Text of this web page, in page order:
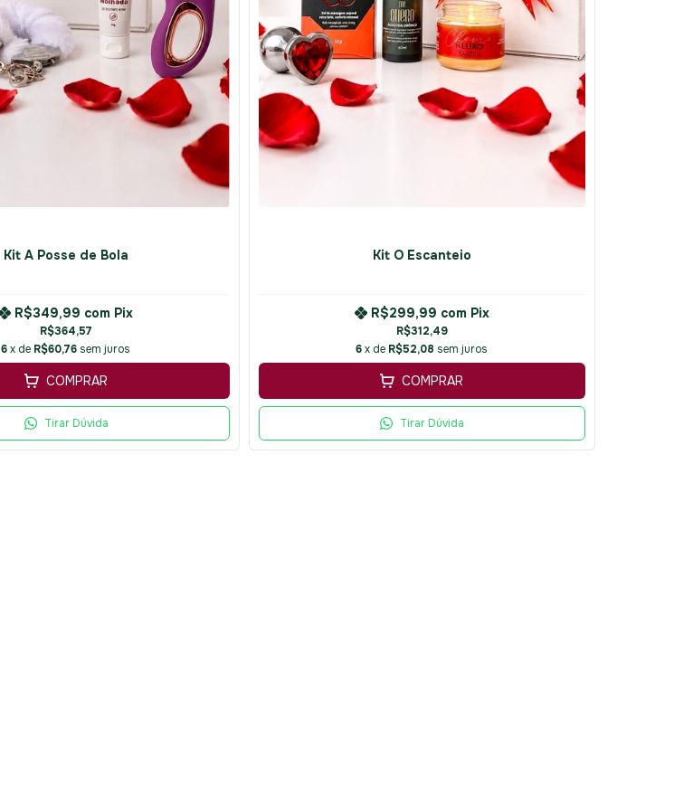
Kit A Posse de Bola
R$364,57
R$349,99 com Pix
6 x de R$60,76 sem juros
COMPRAR
Tirar Dúvida
Kit O Escanteio
R$312,49
R$299,99 com Pix
6 x de R$52,08 sem juros
COMPRAR
Tirar Dúvida